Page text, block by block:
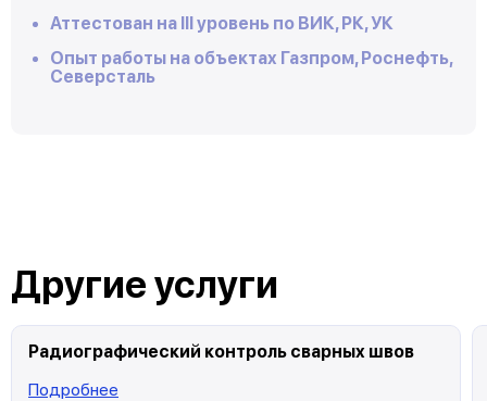
Аттестован на III уровень по ВИК, РК, УК
Опыт работы на объектах Газпром, Роснефть,
Северсталь
Другие услуги
Радиографический контроль сварных швов
Подробнее